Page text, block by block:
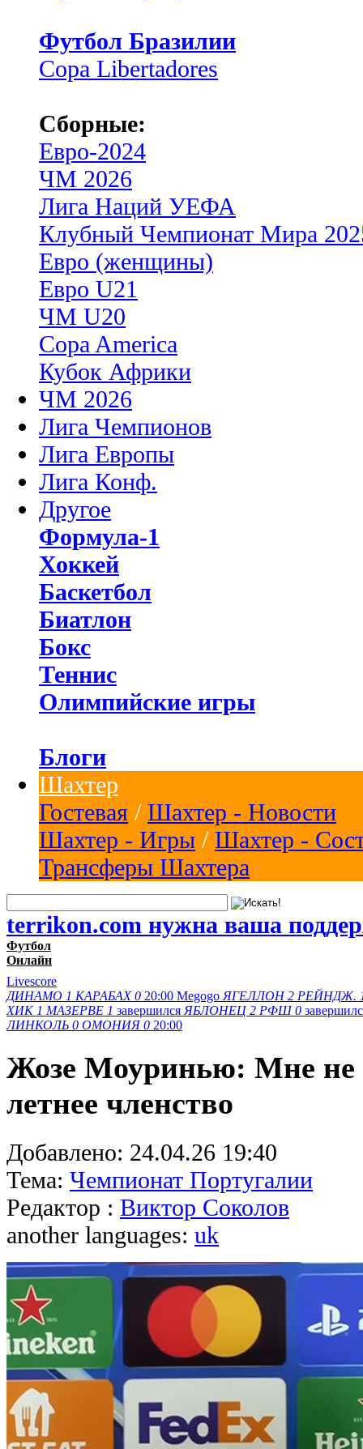
Футбол Бразилии
Copa Libertadores
Сборные:
Евро-2024
ЧМ 2026
Лига Наций УЕФА
Клубный Чемпионат Мира
Евро (женщины)
Евро U21
ЧМ U20
Copa America
Кубок Африки
ЧМ 2026
Лига Чемпионов
Лига Европы
Лига Конф.
Другое
Формула-1
Хоккей
Баскетбол
Биатлон
Бокс
Теннис
Олимпийские игры
Блоги
Шахтер
Гостевая / Шахтер - Новости
Шахтер - Игры / Шахтер -
Трансферы Шахтера
terrikon.com нужна ваша
Футбол
Онлайн
Livescore
ДИНАМО 1 КАРАБАХ 0 20:00 Megogo ЯГЕЛЛОН 2 РЕЙНДЖ.
ХИК 1 МАЗЕРВЕ 1 завершился ЯБЛОНЕЦ 2 РФШ 0
ЛИНКОЛЬ 0 ОМОНИЯ 0 20:00
Жозе Моуринью: Мне не
летнее членство
Добавлено: 24.04.26 19:40
Тема: Чемпионат Португалии
Редактор : Виктор Соколов
another languages: uk